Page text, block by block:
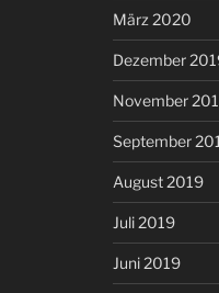
März 2020
Dezember
November
September
August 2019
Juli 2019
Juni 2019